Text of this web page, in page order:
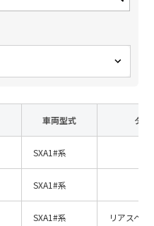
車両型式 タイ
SXA1#系
SXA1#系
SXA1#系 リアスペ